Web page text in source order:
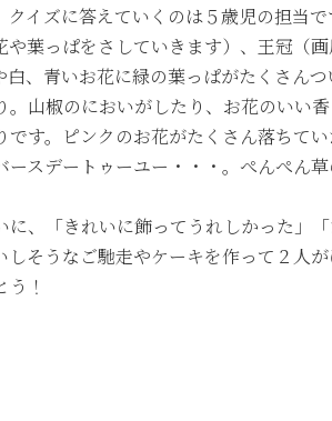
イズに答えていくのは５歳児の担当
葉っぱをさしていきます）、王冠（
、青いお花に緑の葉っぱがたくさん
山椒のにおいがしたり、お花のいい
す。ピンクのお花がたくさん落ちて
スデートゥーユー・・・。ぺんぺん
、「きれいに飾ってうれしかった」
そうなご馳走やケーキを作って２人
！